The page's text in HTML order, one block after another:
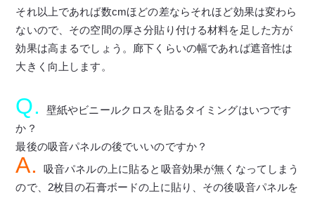
それ以上であれば数cmほどの差ならそれほど効果は変わら
ないので、その空間の厚さ分貼り付ける材料を足した方が
効果は高まるでしょう。廊下くらいの幅であれば遮音性は
大きく向上します。
Q.
壁紙やビニールクロスを貼るタイミングはいつです
か？
最後の吸音パネルの後でいいのですか？
A.
吸音パネルの上に貼ると吸音効果が無くなってしまう
ので、2枚目の石膏ボードの上に貼り、その後吸音パネルを